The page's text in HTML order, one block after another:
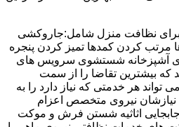
نظافت منزل شامل:جاروکشی
کردن کمدها تمیز کردن پنجره
آشپزخانه شستشوی سرویس های
که بیشترین تقاضا را از سمت
تواند هر خدمتی که نیاز دارد را به
نیروی متخصص اعزام
اثاثیه شستن فرش و موکت